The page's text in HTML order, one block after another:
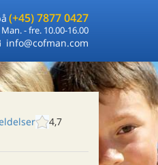
(+45) 7877 0427
Man. - fre. 10.00-16.00
info@cofman.com
4,7